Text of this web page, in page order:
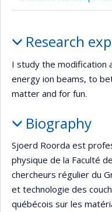
Research
I study the modification
energy ion beams, to
matter and for fun.
Biography
Sjoerd Roorda est
physique de la Faculté
chercheurs régulier du
et technologie des
québécois sur les